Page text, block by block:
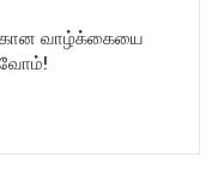
வாழ்க்கையை